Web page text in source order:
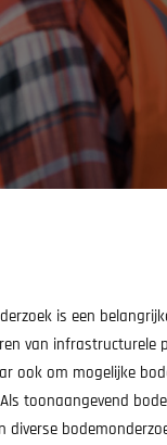
is een
van infrastructurele
ook om mogelijke
toonaangevend
diverse